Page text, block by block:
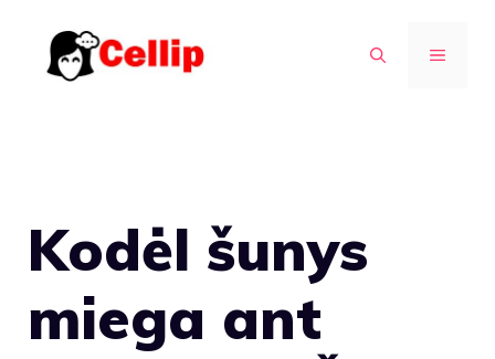
turinio
MENIU
Kodėl šunys
miega ant